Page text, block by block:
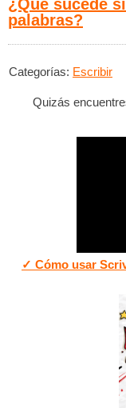
​¿Qué sucede
palabras?
Categorías: Escribir
Quizás
✓ Cómo usar